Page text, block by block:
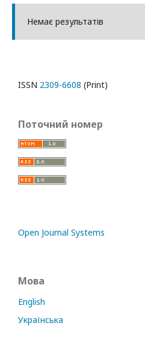
Немає результатів
ISSN 2309-6608 (Print)
Поточний номер
Open Journal Systems
Мова
English
Українська